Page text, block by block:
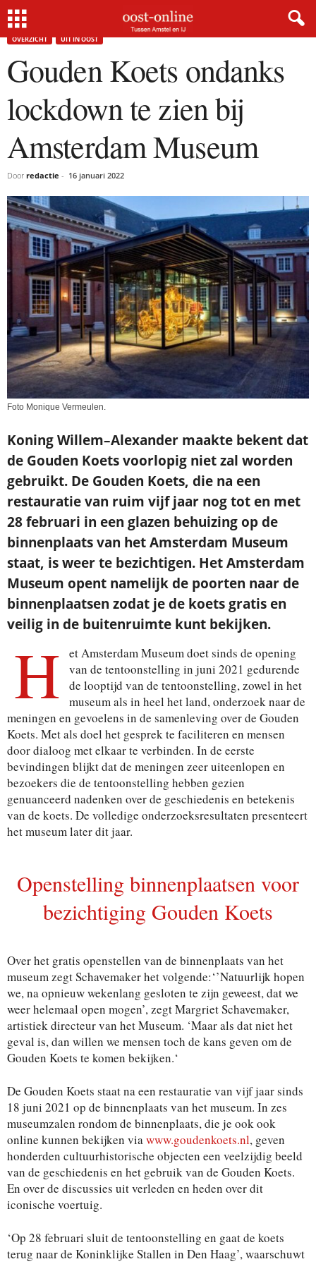
Home Gouden Koets ondanks lockdown te zien bij Amsterdam Museum
OVERZICHT UIT IN OOST
Gouden Koets ondanks
lockdown te zien bij
Amsterdam Museum
Door redactie - 16 januari 2022
Foto Monique Vermeulen.
KoningWillem–Alexander maakte bekent dat
de Gouden Koets voorlopig nietzal worden
gebruikt. De Gouden Koets, die na een
restauratie van ruim vijf jaar nogtot en met
28 februari in een glazen behuizing op de
binnenplaats van het Amsterdam Museum
staat, isweer te bezichtigen. Het Amsterdam
Museum opent namelijkde poorten naar de
binnenplaatsen zodat je de koetsgratis en
veilig in de buitenruimte kunt bekijken.
H et Amsterdam Museum doet sinds de opening
van de tentoonstelling in juni 2021 gedurende
de looptijd van de tentoonstelling, zowel in het
museumals in heel het land,onderzoek naar de
meningen en gevoelens in de samenleving overde Gouden
Koets. Met als doel het gesprek te faciliteren en mensen
door dialoog met elkaar te verbinden. In de eerste
bevindingen blijkt datde meningen zeeruiteenlopen en
bezoekers die de tentoonstelling hebben gezien
genuanceerd nadenken over de geschiedenis en betekenis
van de koets. De volledige onderzoeksresultaten presenteert
het museum later ditjaar.
Openstelling binnenplaatsen voor
bezichtiging Gouden Koets
Over het gratis openstellen van de binnenplaats van het
museumzegtSchavemakerhet volgende:‘’Natuurlijk hopen
we,naopnieuwwekenlang gesloten te zijn geweest, dat we
weerhelemaal open mogen’, zegt Margriet Schavemaker,
artistiek directeur van het Museum. ‘Maar als dat niethet
geval is,dan willen we mensen toch de kans geven om de
Gouden Koets te komen bekijken.‘
De Gouden Koets staatna een restauratie van vijf jaar sinds
18 juni 2021 op de binnenplaats van het museum. In zes
museumzalen rondom de binnenplaats,die je ook ook
online kunnen bekijken viawww.goudenkoets.nl, geven
honderden cultuurhistorische objecten een veelzijdig beeld
van de geschiedenis en het gebruik van de Gouden Koets.
En over de discussies uit verleden en heden over dit
iconische voertuig.
‘Op 28 februari sluit de tentoonstelling en gaat de koets
terug naar de Koninklijke Stallen in Den Haag’, waarschuwt